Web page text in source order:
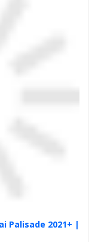
Palisade 2021+ |